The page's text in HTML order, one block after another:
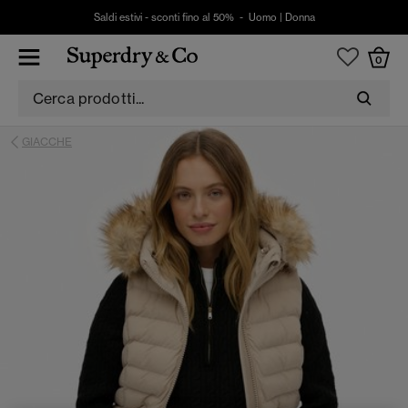
Saldi estivi - sconti fino al 50% - Uomo Donna
0
GIACCHE